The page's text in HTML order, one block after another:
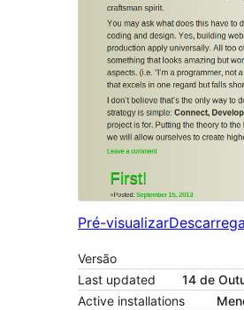
Pré-visualizar
Versão
Last updated
14 de
Active installations